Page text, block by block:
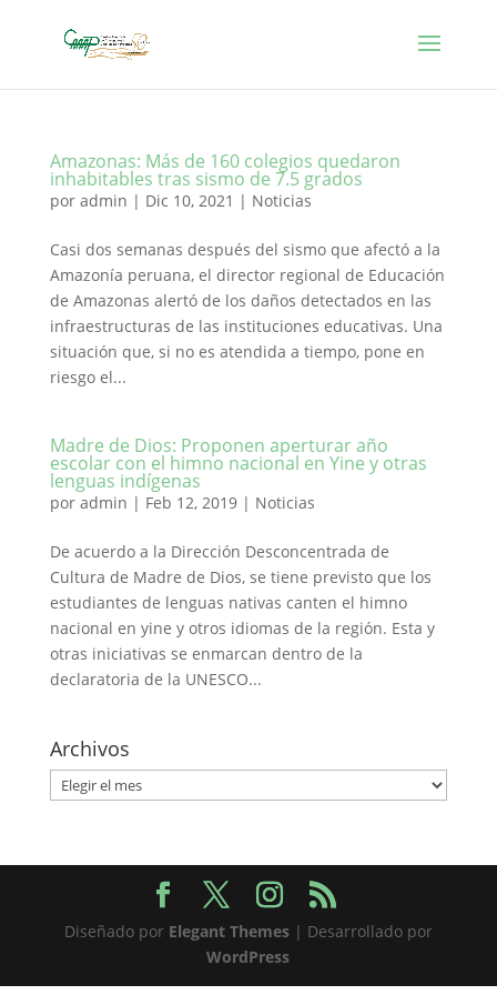
Amazonas: Más de 160 colegios quedaron
inhabitables tras sismo de 7.5 grados
por admin | Dic 10, 2021 | Noticias
Casi dos semanas después del sismo que afectó a la
Amazonía peruana, el director regional de Educación
de Amazonas alertó de los daños detectados en las
infraestructuras de las instituciones educativas. Una
situación que, si no es atendida a tiempo, pone en
riesgo el...
Madre de Dios: Proponen aperturar año
escolar con el himno nacional en Yine y otras
lenguas indígenas
por admin | Feb 12, 2019| Noticias
De acuerdo a la Dirección Desconcentrada de
Cultura de Madre de Dios, se tiene previsto que los
estudiantes de lenguas nativas canten el himno
nacional en yine y otros idiomas de la región. Esta y
otras iniciativas se enmarcan dentro de la
declaratoria de la UNESCO...
Archivos
Archivos
Diseñado por Elegant Themes| Desarrollado por
WordPress